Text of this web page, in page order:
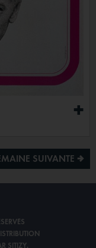
+
SUIVANTE ª
SITIZY.